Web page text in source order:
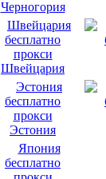
Черногория
Швейцария
Эстония